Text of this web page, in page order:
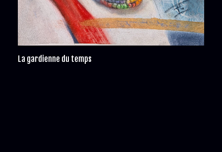
La gardienne du temps